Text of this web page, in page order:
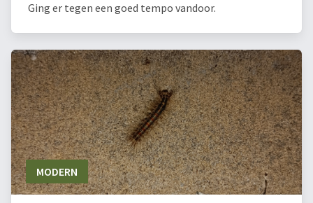
Ging er tegen een goed tempo vandoor.
MODERN